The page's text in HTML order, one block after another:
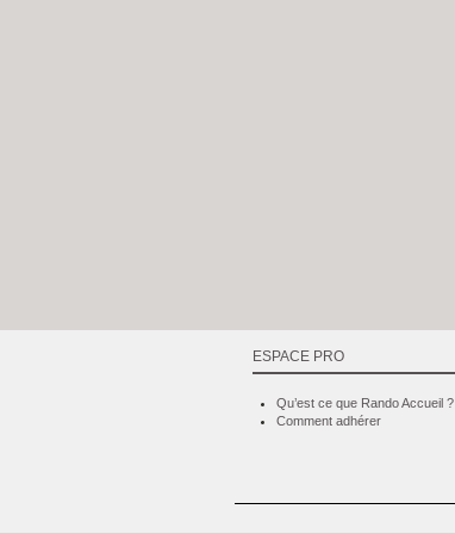
ESPACE PRO
Qu’est ce que Rando Accueil ?
Comment adhérer